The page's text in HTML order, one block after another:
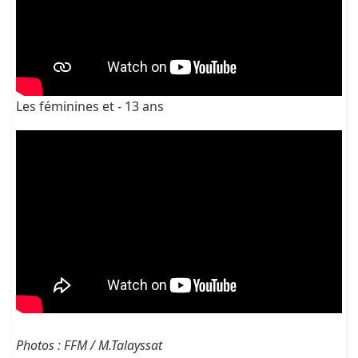
Les féminines et - 13 ans
Photos : FFM / M.Talayssat